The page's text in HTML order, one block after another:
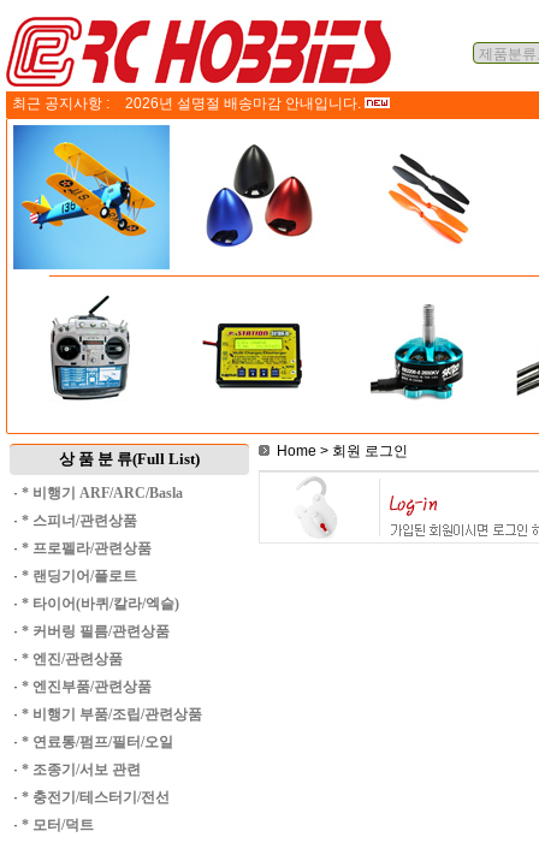
최근 공지사항 : 2026년 설명절 배송마감 안내입니다.
상 품 분 류(Full List)
· * 비행기 ARF/ARC/Basla
· * 스피너/관련상품
· * 프로펠라/관련상품
· * 랜딩기어/플로트
· * 타이어(바퀴/칼라/엑슬)
· * 커버링 필름/관련상품
· * 엔진/관련상품
· * 엔진부품/관련상품
· * 비행기 부품/조립/관련상품
· * 연료통/펌프/필터/오일
· * 조종기/서보 관련
· * 충전기/테스터기/전선
· * 모터/덕트
Home > 회원 로그인